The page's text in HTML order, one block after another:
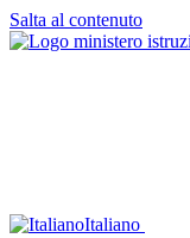
Salta al contenuto
Italiano